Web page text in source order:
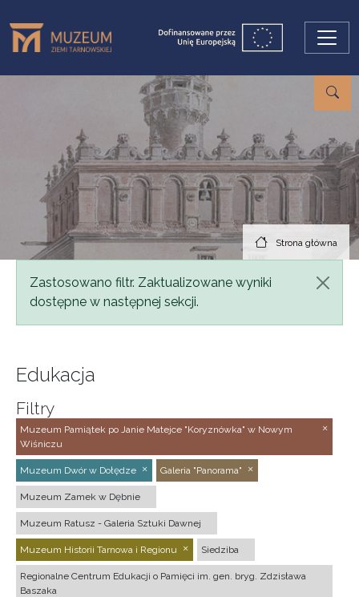
Strona główna
Komunikat
Zastosowano filtr. Zaktualizowane wyniki
dostępne w następnej sekcji.
Edukacja
Filtry
Muzeum Pamiątek po Janie Matejce "Koryznówka" w Nowym
Wiśniczu
Muzeum Dwór w Dołędze Galeria "Panorama"
Muzeum Zamek w Dębnie
Muzeum Ratusz - Galeria Sztuki Dawnej
Muzeum Historii Tarnowa i Regionu Siedziba
Regionalne Centrum Edukacji o Pamięci im. gen. bryg. Zdzisława
Baszaka